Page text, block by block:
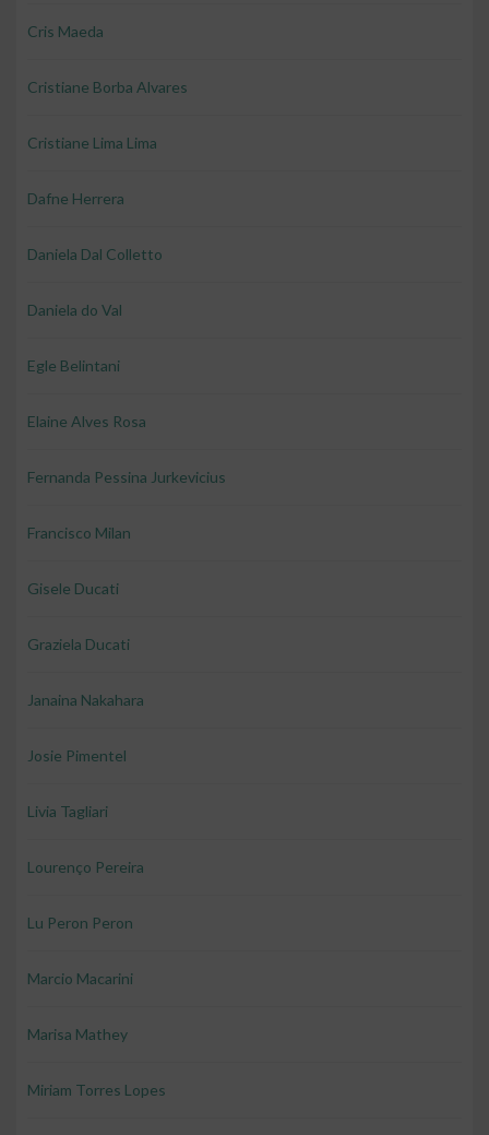
Cris Maeda
Cristiane Borba Alvares
Cristiane Lima Lima
Dafne Herrera
Daniela Dal Colletto
Daniela do Val
Egle Belintani
Elaine Alves Rosa
Fernanda Pessina Jurkevicius
Francisco Milan
Gisele Ducati
Graziela Ducati
Janaina Nakahara
Josie Pimentel
Livia Tagliari
Lourenço Pereira
Lu Peron Peron
Marcio Macarini
Marisa Mathey
Miriam Torres Lopes